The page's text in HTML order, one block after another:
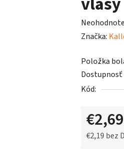
Priemerné
hodnotenie
je
0,0
z
hviezdičiek.
Značka:
Položka
Dostupnosť
Kód:
€2,69
€2,19 bez